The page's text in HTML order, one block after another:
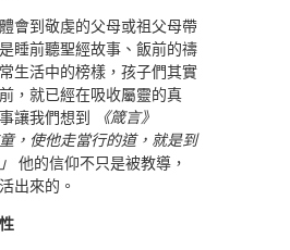
會到敬虔的父母或祖父母帶
睡前聽聖經故事、飯前的禱
生活中的榜樣，孩子們其實
，就已經在吸收屬靈的真
讓我們想到
《箴言》
，使他走當行的道，就是到
他的信仰不只是被教導，
出來的。